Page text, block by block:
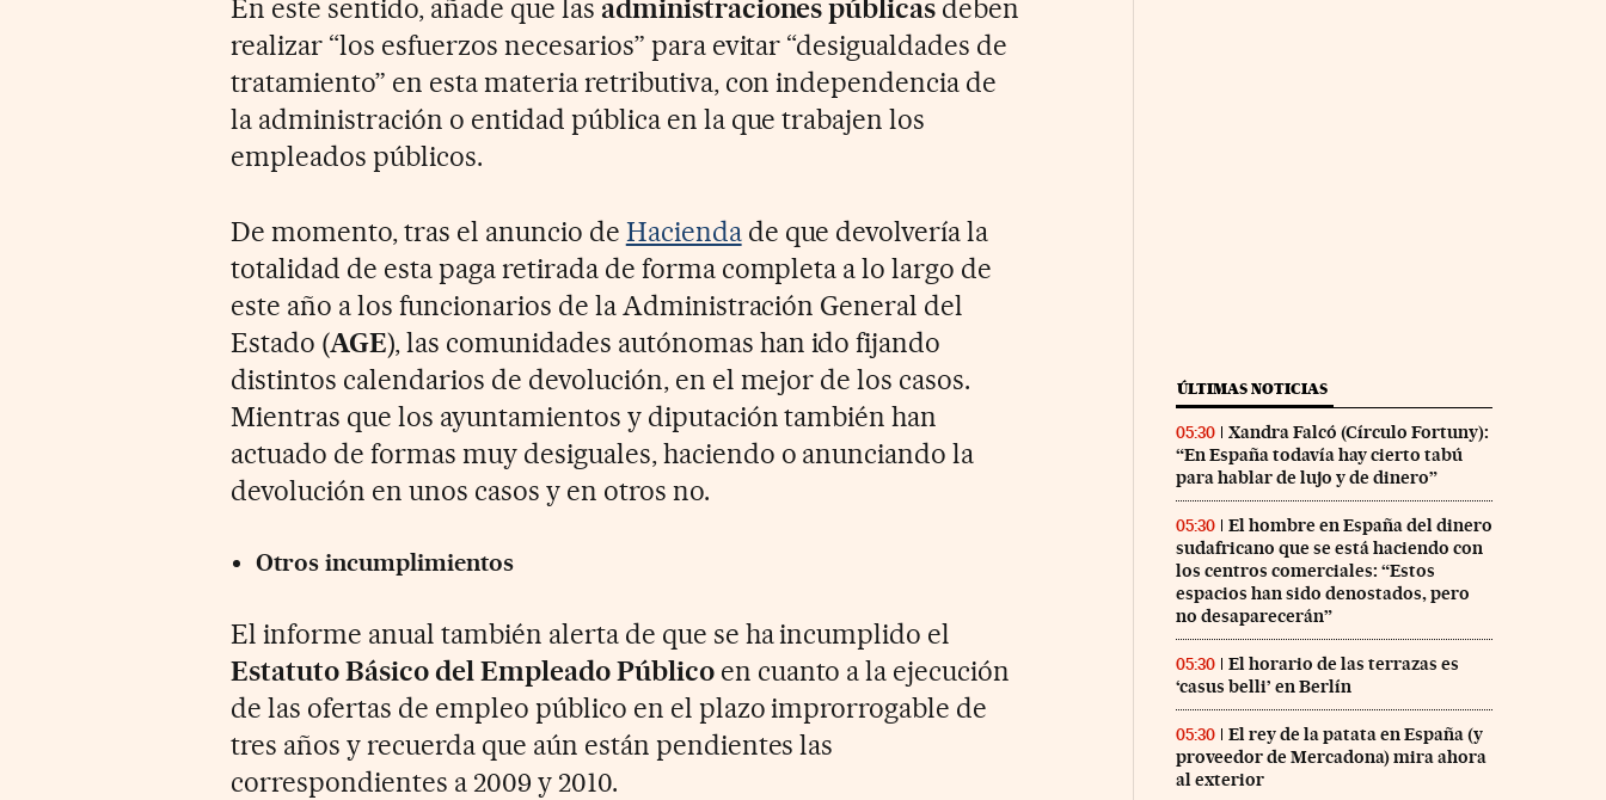
En este sentido, añade que las administraciones públicas deben
realizar “los esfuerzos necesarios” para evitar “desigualdades de
tratamiento” en esta materia retributiva, con independencia de
la administración o entidad pública en la que trabajen los
empleados públicos.
De momento, tras el anuncio de Haciendade que devolvería la
totalidad de esta paga retirada de forma completa a lo largo de
este año a los funcionarios de la Administración General del
Estado (AGE), las comunidades autónomas han ido fijando
distintos calendarios de devolución, en el mejor de los casos.
Mientras que los ayuntamientos y diputación también han
actuado de formas muy desiguales, haciendo o anunciando la
devolución en unos casos y en otros no.
Otros incumplimientos
El informe anual también alerta de que se ha incumplido el
Estatuto Básico del Empleado Públicoen cuanto a la ejecución
de las ofertas de empleo público en el plazo improrrogable de
tres años y recuerda que aún están pendientes las
correspondientes a 2009 y 2010.
ÚLTIMAS NOTICIAS
05:30
Xandra Falcó (Círculo Fortuny):
“En España todavía hay cierto tabú
para hablar de lujo y de dinero”
05:30
El hombre en España del dinero
sudafricano que se está haciendo con
los centros comerciales: “Estos
espacios han sido denostados, pero
no desaparecerán”
05:30
El horario de las terrazas es
‘casus belli’ en Berlín
05:30
El rey de la patata en España (y
proveedor de Mercadona) mira ahora
al exterior